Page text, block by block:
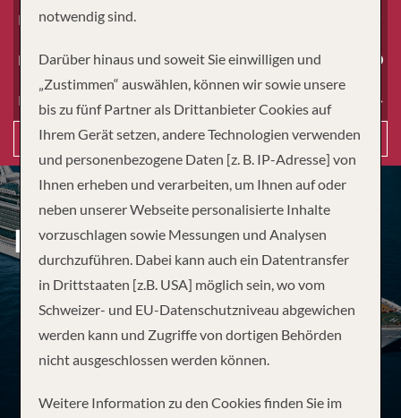
Kinder
Dauer
Reiseart
Suchen
BAHAMAS & PERFECT DAY
notwendig sind.
Darüber hinaus und soweit Sie einwilligen und
„Zustimmen“ auswählen, können wir sowie unsere
bis zu fünf Partner als Drittanbieter Cookies auf
Ihrem Gerät setzen, andere Technologien verwenden
und personenbezogene Daten [z. B. IP-Adresse] von
Ihnen erheben und verarbeiten, um Ihnen auf oder
neben unserer Webseite personalisierte Inhalte
vorzuschlagen sowie Messungen und Analysen
durchzuführen. Dabei kann auch ein Datentransfer
in Drittstaaten [z.B. USA] möglich sein, wo vom
Schweizer- und EU-Datenschutzniveau abgewichen
werden kann und Zugriffe von dortigen Behörden
nicht ausgeschlossen werden können.
Weitere Information zu den Cookies finden Sie im